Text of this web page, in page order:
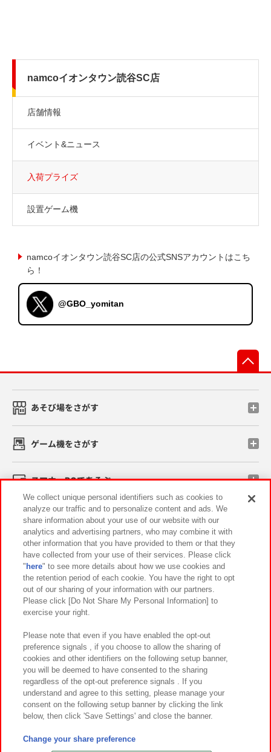
namcoイオンタウン読谷SC店
店舗情報
イベント&ニュース
入荷プライズ
設置ゲーム機
namcoイオンタウン読谷SC店の公式SNSアカウントはこち
ら！
@GBO_yomitan
あそび場をさがす
ゲーム機をさがす
スマホ・PCであそぶ
イベント・キャンペーン
関連会社 サステナビリティ サイトポリシー
プライバシーポリシー ウェブアクセシビリティ方針と検証結果
お取引先さまとともに
カスタマーハラスメント対応方針 よくあるご質問・お問い合わせ
©Bandai Namco Amusement Inc.
©Bandai Namco Amusement Lab Inc.
We collect unique personal identifiers such as cookies to
analyze our traffic and to personalize content and ads. We
share information about your use of our website with our
analytics and advertising partners, who may combine it with
other information that you have provided to them or that they
have collected from your use of their services. Please click
" here" to see more details about how we use cookies and
the retention period of each cookie. You have the right to opt
out of our sharing of your information with our partners.
Please click [Do Not Share My Personal Information] to
exercise your right.
Please note that even if you have enabled the opt-out
preference signals , if you choose to allow the sharing of
cookies and other identifiers on the following setup banner,
you will be deemed to have consented to the sharing
regardless of the opt-out preference signals . If you
understand and agree to this setting, please manage your
consent on the following setup banner by clicking the link
below, then click 'Save Settings' and close the banner.
Change your share preference